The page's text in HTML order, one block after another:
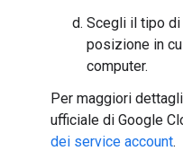
Scegli il tipo di
posizione in
computer.
Per maggiori
ufficiale di Google
dei service account.